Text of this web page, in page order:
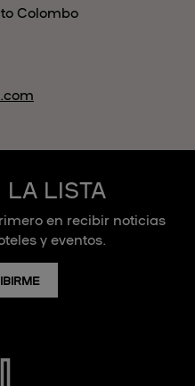
Colombo
LA LISTA
en recibir noticias
y eventos.